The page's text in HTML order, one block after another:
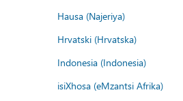
Hausa (Najeriya)
Hrvatski (Hrvatska)
Indonesia (Indonesia)
isiXhosa (eMzantsi Afrika)